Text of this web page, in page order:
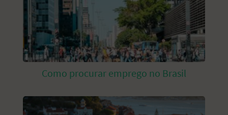
Como procurar emprego no Brasil